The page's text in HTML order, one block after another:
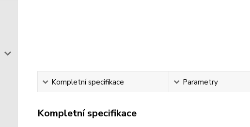
Kompletní specifikace Parametry
Kompletní specifikace